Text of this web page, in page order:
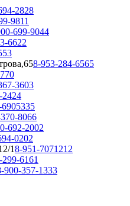
2828
9811
699-9044
6622
8-953-284-6565
3603
2424
8066
692-2002
0202
18-951-7071212
6161
900-357-1333